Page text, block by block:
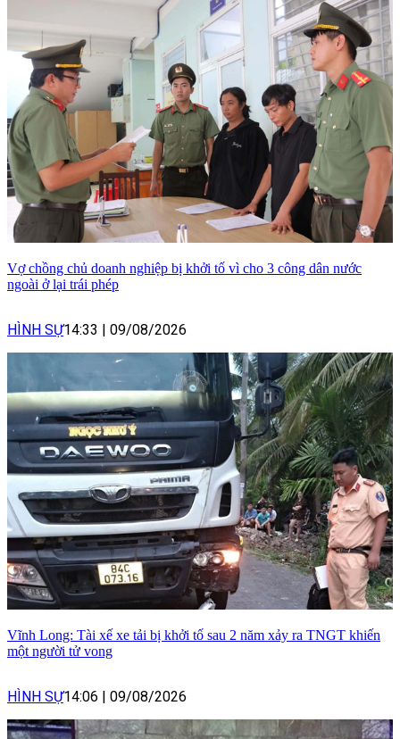
Vợ chồng chủ doanh nghiệp bị khởi tố vì cho 3 công dân nước
ngoài ở lại trái phép
HÌNH SỰ14:33 | 09/08/2026
Vĩnh Long: Tài xế xe tải bị khởi tố sau 2 năm xảy ra TNGT khiến
một người tử vong
HÌNH SỰ14:06 | 09/08/2026